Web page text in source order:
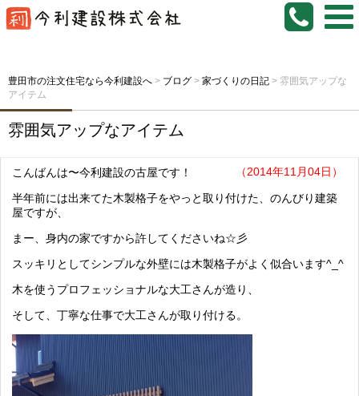
豊田市の注文住宅なら今利建設へ > ブログ > 家づくりの日記 > 雰囲気アップな
アイテム
雰囲気アップなアイテム
（2014年11月04日）
こんばんは〜今利建設の古屋です！
半年前には出来てた木製格子をやっと取り付けた、のんびり建築
屋ですが、
まー、身内の家ですから許してくださいね☆彡
スッキリとしてシンプルな外壁には木製格子がよく似合います^_^
木を使うプロフェッショナルな大工さんが造り、
そして、丁寧な仕事で大工さんが取り付ける。